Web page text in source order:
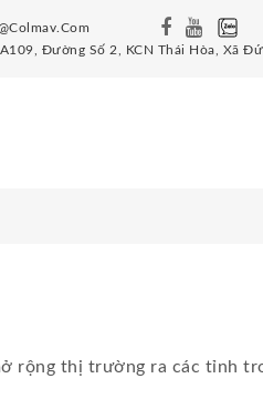
Đường Số 2, KCN Thái Hòa, Xã
rộng thị trường ra các tỉnh